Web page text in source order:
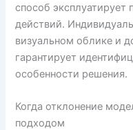
способ
действий.
визуальном облике и
гарантирует
особенности решения.
Когда отклонение
подходом